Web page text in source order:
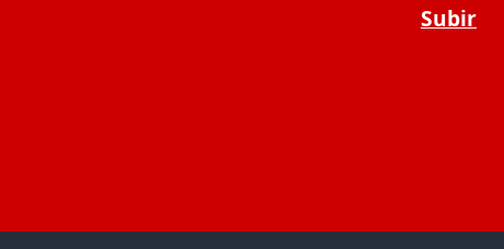
Subir